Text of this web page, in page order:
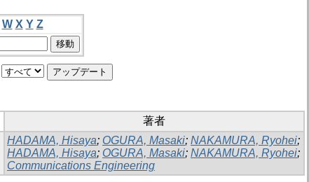
W X Y Z
著者
HADAMA, Hisaya; OGURA, Masaki; NAKAMURA, Ryohei;
HADAMA, Hisaya; OGURA, Masaki; NAKAMURA, Ryohei;
Communications Engineering